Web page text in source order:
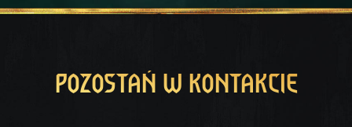
POZOSTAŃ W KONTAKCIE